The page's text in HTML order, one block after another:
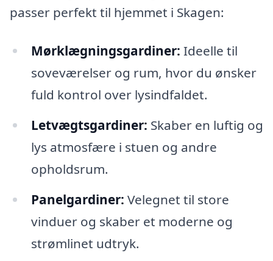
passer perfekt til hjemmet i Skagen:
Mørklægningsgardiner: Ideelle til
soveværelser og rum, hvor du ønsker
fuld kontrol over lysindfaldet.
Letvægtsgardiner: Skaber en luftig og
lys atmosfære i stuen og andre
opholdsrum.
Panelgardiner: Velegnet til store
vinduer og skaber et moderne og
strømlinet udtryk.